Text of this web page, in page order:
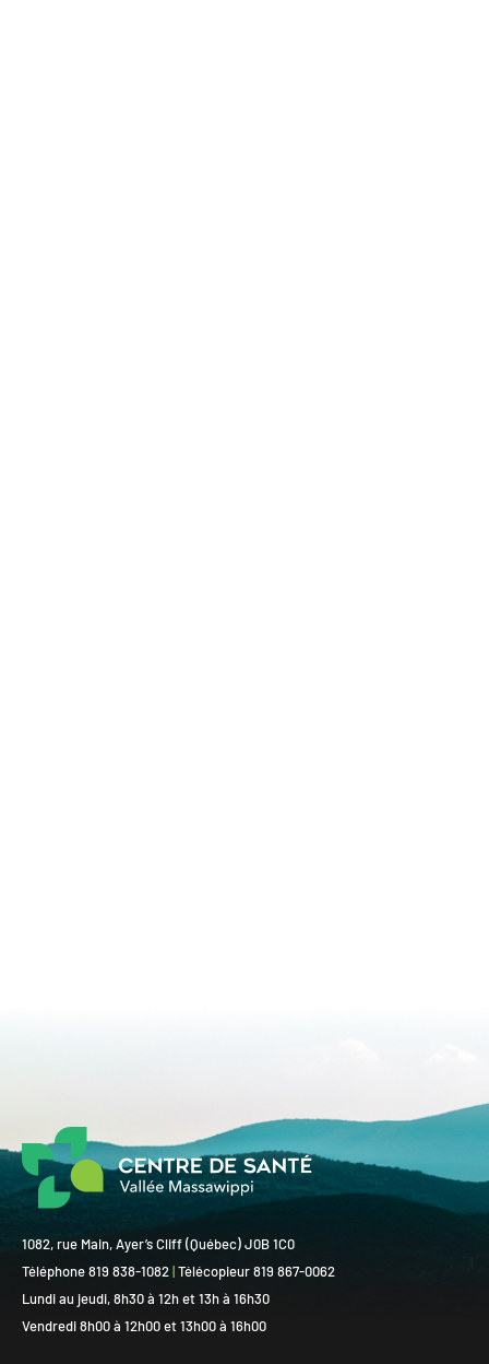
1082, rue Main, Ayer’s Cliff (Québec) J0B 1C0
Téléphone 819 838-1082|Télécopieur 819 867-0062
Lundi au jeudi, 8h30 à 12h et 13h à 16h30
Vendredi 8h00 à 12h00 et 13h00 à 16h00